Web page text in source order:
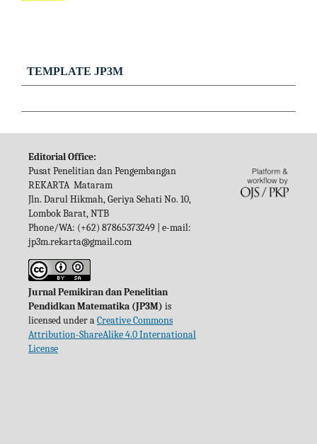
TEMPLATE JP3M
Editorial Office:
Pusat Penelitian dan Pengembangan
REKARTA Mataram
Jln. Darul Hikmah, Geriya Sehati No. 10,
Lombok Barat, NTB
Phone/WA: (+62) 87865373249 | e-mail:
jp3m.rekarta@gmail.com
Jurnal Pemikiran dan Penelitian
Pendidkan Matematika (JP3M) is
licensed under aCreative Commons
Attribution-ShareAlike 4.0 International
License